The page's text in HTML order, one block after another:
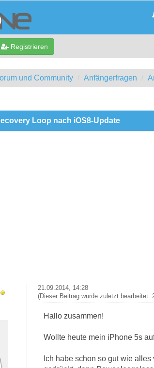
Registrieren
und Community Anfängerfragen
Loop nach iOS8-Update
21.09.2014, 14:28
(Dieser Beitrag wurde zuletzt bearbeitet:
Hallo zusammen!
Wollte heute mein iPhone 5s
Ich habe schon so gut wie